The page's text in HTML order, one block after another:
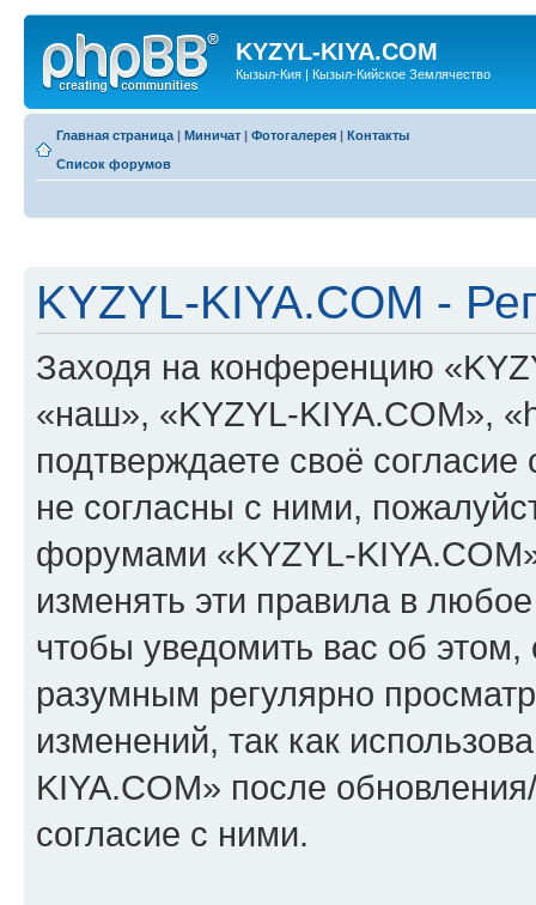
KYZYL-KIYA.COM
Кызыл-Кия | Кызыл-Кийское Землячество
Главная страница | Миничат | Фотогалерея | Контакты
Список форумов
KYZYL-KIYA.COM -
Заходя на конференцию
«наш», «KYZYL-KIYA.COM»,
подтверждаете своё
не согласны с ними,
форумами «KYZYL-
изменять эти правила в
чтобы уведомить вас об
разумным регулярно
изменений, так как
KIYA.COM» после
согласие с ними.